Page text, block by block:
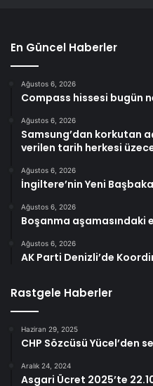
En Güncel Haberler
Ağustos 6, 2026
Compass hissesi bugün
Ağustos 6, 2026
Samsung’dan korkutan
verilen tarih herkesi
Ağustos 6, 2026
İngiltere’nin Yeni
Ağustos 6, 2026
Boşanma aşamasındaki
Ağustos 6, 2026
AK Parti Denizli’de
Rastgele Haberler
Haziran 29, 2025
CHP Sözcüsü Yücel’den
Aralık 24, 2024
Asgari Ücret 2025’te